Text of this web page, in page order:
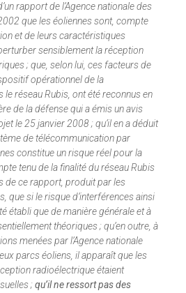
rapport de l’Agence nationale des
que les éoliennes sont, compte
et de leurs caractéristiques
sensiblement la réception
; que, selon lui, ces facteurs de
opérationnel de la
réseau Rubis, ont été reconnus en
de la défense qui a émis un avis
le 25 janvier 2008 ; qu’il en a déduit
de télécommunication par
constitue un risque réel pour la
tenu de la finalité du réseau Rubis
de ce rapport, produit par les
que si le risque d’interférences ainsi
établi que de manière générale et à
théoriques ; qu’en outre, à
menées par l’Agence nationale
parcs éoliens, il apparaît que les
radioélectrique étaient
;qu’il ne ressort pas des